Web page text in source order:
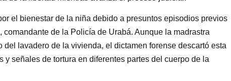
el bienestar de la niña debido a presuntos episodios previos
de la Policía de Urabá. Aunque la madrastra
lavadero de la vivienda, el dictamen forense descartó esta
señales de tortura en diferentes partes del cuerpo de la